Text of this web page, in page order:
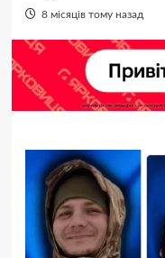
8 місяців тому назад